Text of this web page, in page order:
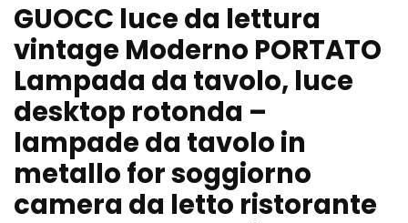
GUOCC luce da lettura
vintage Moderno PORTATO
Lampada da tavolo, luce
desktop rotonda –
lampade da tavolo in
metallo for soggiorno
camera da letto ristorante